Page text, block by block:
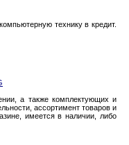
технику в кредит.
а также комплектующих и
ассортимент товаров и
имеется в наличии, либо